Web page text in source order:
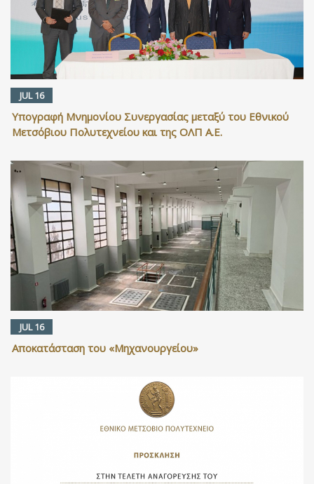
JUL 16
Υπογραφή Μνημονίου Συνεργασίας μεταξύ του Εθνικού
Μετσόβιου Πολυτεχνείου και της ΟΛΠ Α.Ε.
JUL 16
Αποκατάσταση του «Μηχανουργείου»